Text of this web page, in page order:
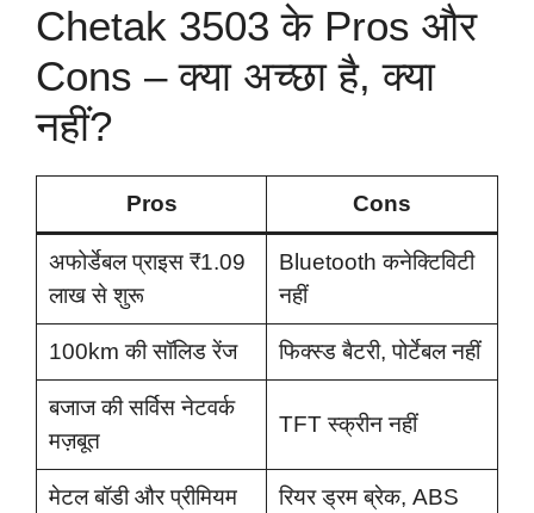
Chetak 3503 के Pros और
Cons – क्या अच्छा है, क्या
नहीं?
Pros Cons
अफोर्डेबल प्राइस ₹1.09
लाख से शुरू
Bluetooth कनेक्टिविटी
नहीं
100km की सॉलिड रेंज फिक्स्ड बैटरी, पोर्टेबल नहीं
बजाज की सर्विस नेटवर्क
मज़बूत
TFT स्क्रीन नहीं
मेटल बॉडी और प्रीमियम रियर ड्रम ब्रेक, ABS